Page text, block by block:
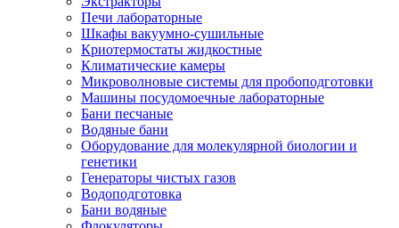
Печи лабораторные
Шкафы вакуумно-сушильные
Криотермостаты жидкостные
Климатические камеры
Микроволновые системы для пробоподготовки
Машины посудомоечные лабораторные
Бани песчаные
Водяные бани
Оборудование для молекулярной биологии и
генетики
Генераторы чистых газов
Водоподготовка
Бани водяные